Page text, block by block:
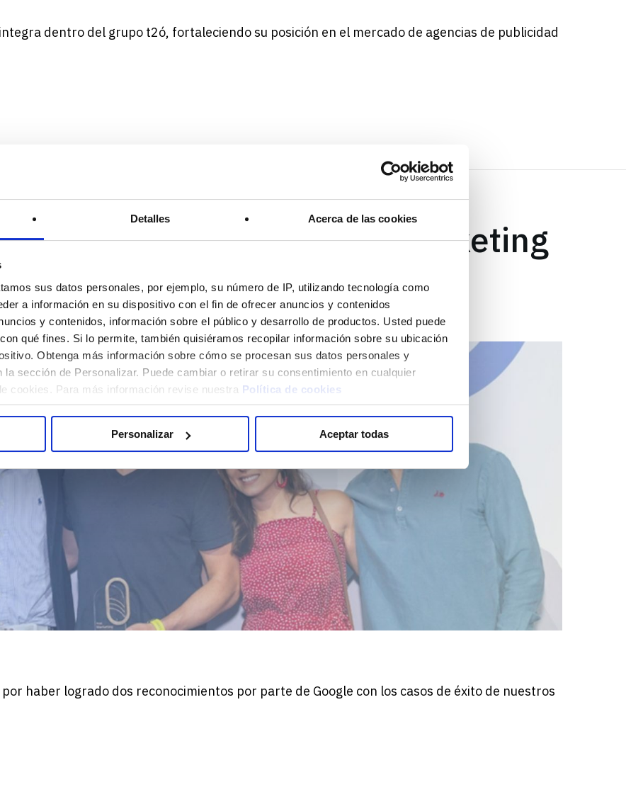
Detalles Acerca de las cookies
sus datos personales, por ejemplo, su número de IP, utilizando tecnología como
a información en su dispositivo con el fin de ofrecer anuncios y contenidos
y contenidos, información sobre el público y desarrollo de productos. Usted puede
qué fines. Si lo permite, también quisiéramos recopilar información sobre su ubicación
Obtenga más información sobre cómo se procesan sus datos personales y
sección de Personalizar. Puede cambiar o retirar su consentimiento en cualquier
cookies. Para más información revise nuestra Política de cookies
Personalizar Aceptar todas
dentro del grupo t2ó, fortaleciendo su posición en el mercado de agencias de publicidad
y la plata en los Google Marketing
haber logrado dos reconocimientos por parte de Google con los casos de éxito de nuestros